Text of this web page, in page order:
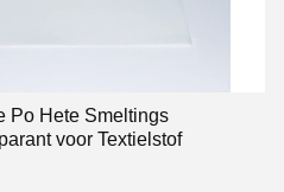
Po Hete Smeltings
voor Textielstof